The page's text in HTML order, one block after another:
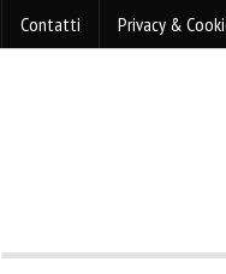
Contatti Privacy &